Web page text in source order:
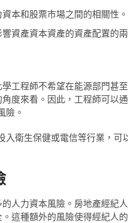
本和股票市場之間的相關性。
資產資本資產的資產配置的兩
工程師不希望在能源部門甚
度來看。因此，工程師可以
險。
入衛生保健或電信等行業，
人力資本風險。房地產經紀
這種額外的風險使得經紀人